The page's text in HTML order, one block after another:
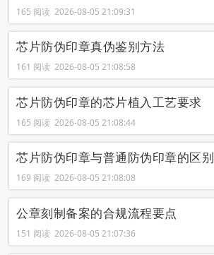
165 阅读 2026-08-05 21:09:31
芯片防伪印章真伪鉴别方法
161 阅读 2026-08-05 21:08:58
芯片防伪印章的芯片植入工艺要求
165 阅读 2026-08-05 21:08:44
芯片防伪印章与普通防伪印章的区别
169 阅读 2026-08-05 21:08:08
公章刻制备案的合规流程要点
151 阅读 2026-08-05 21:07:36